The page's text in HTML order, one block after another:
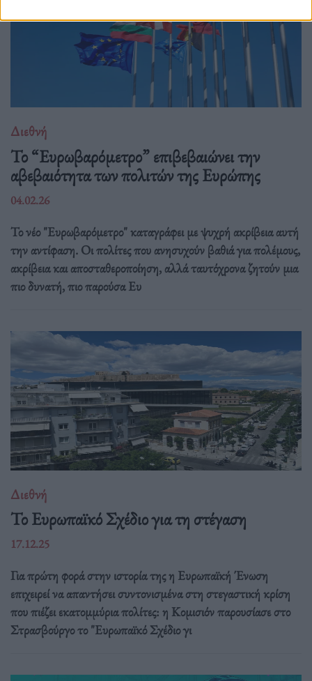
Διεθνή
Το “Ευρωβαρόμετρο” επιβεβαιώνει την
αβεβαιότητα των πολιτών της Ευρώπης
04.02.26
Το νέο "Ευρωβαρόμετρο" καταγράφει με ψυχρή ακρίβεια αυτή
την αντίφαση. Oι πολίτες που ανησυχούν βαθιά για πολέμους,
ακρίβεια και αποσταθεροποίηση, αλλά ταυτόχρονα ζητούν μια
πιο δυνατή, πιο παρούσα Ευ
Διεθνή
Το Ευρωπαϊκό Σχέδιο για τη στέγαση
17.12.25
Για πρώτη φορά στην ιστορία της η Ευρωπαϊκή Ένωση
επιχειρεί να απαντήσει συντονισμένα στη στεγαστική κρίση
που πιέζει εκατομμύρια πολίτες: η Κομισιόν παρουσίασε στο
Στρασβούργο το "Ευρωπαϊκό Σχέδιο γι